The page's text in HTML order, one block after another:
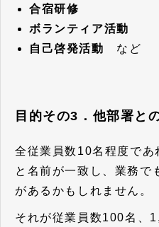
合宿研修
ボランティア活動
自己啓発活動 など
目的その3．他部署と
全従業員数10名程度であ
と名前が一致し、業務で
があるかもしれません。
それが従業員数100名、